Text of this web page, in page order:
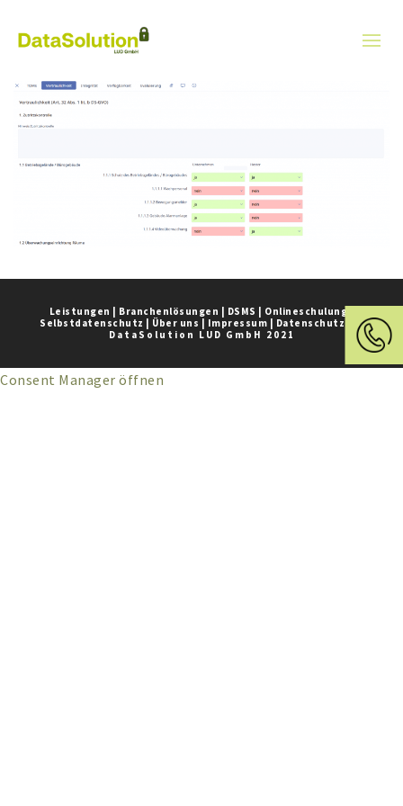
Leistungen | Branchenlösungen | DSMS | Onlineschulung
Selbstdatenschutz | Über uns | Impressum | Datenschutz
©
DataSolution LUD GmbH 2021
Consent Manager öffnen